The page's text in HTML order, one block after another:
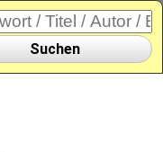
Suchen